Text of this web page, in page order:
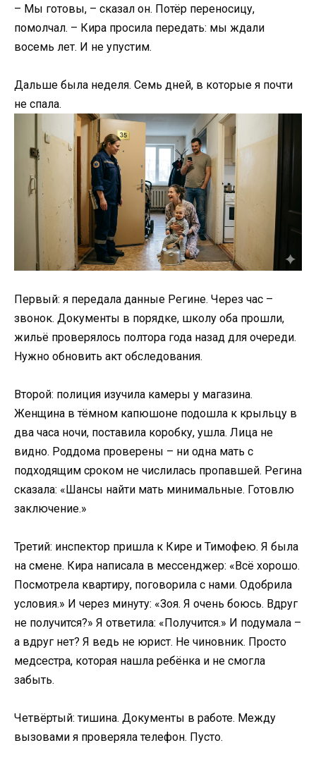
– Мы готовы, – сказал он. Потёр переносицу,
помолчал. – Кира просила передать: мы ждали
восемь лет. И не упустим.
Дальше была неделя. Семь дней, в которые я почти
не спала.
Первый: я передала данные Регине. Через час –
звонок. Документы в порядке, школу оба прошли,
жильё проверялось полтора года назад для очереди.
Нужно обновить акт обследования.
Второй: полиция изучила камеры у магазина.
Женщина в тёмном капюшоне подошла к крыльцу в
два часа ночи, поставила коробку, ушла. Лица не
видно. Роддома проверены – ни одна мать с
подходящим сроком не числилась пропавшей. Регина
сказала: «Шансы найти мать минимальные. Готовлю
заключение.»
Третий: инспектор пришла к Кире и Тимофею. Я была
на смене. Кира написала в мессенджер: «Всё хорошо.
Посмотрела квартиру, поговорила с нами. Одобрила
условия.» И через минуту: «Зоя. Я очень боюсь. Вдруг
не получится?» Я ответила: «Получится.» И подумала –
а вдруг нет? Я ведь не юрист. Не чиновник. Просто
медсестра, которая нашла ребёнка и не смогла
забыть.
Четвёртый: тишина. Документы в работе. Между
вызовами я проверяла телефон. Пусто.